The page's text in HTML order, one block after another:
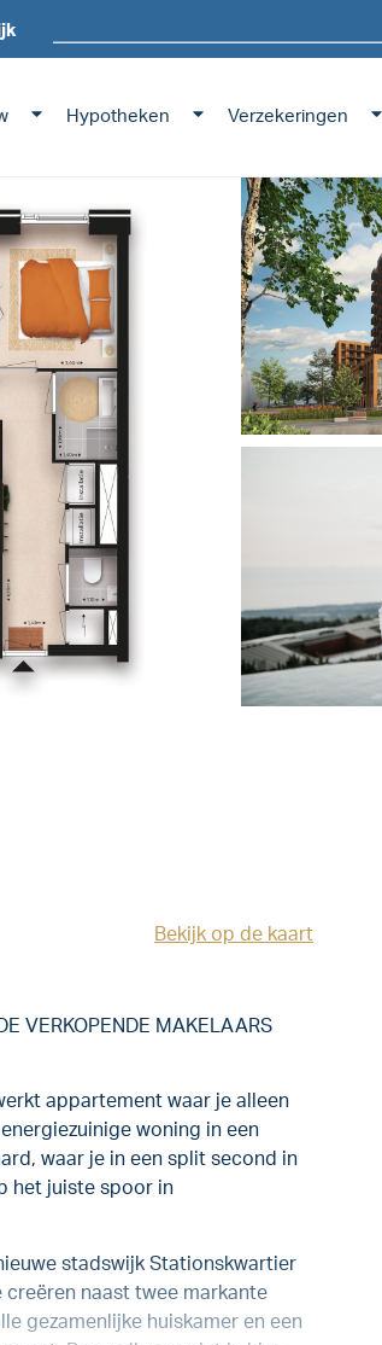
Hypotheken Verzekeringen
Bekijk op de kaart
VERKOPENDE MAKELAARS
appartement waar je alleen
woning in een
waar je in een split second in
het juiste spoor in
stadswijk Stationskwartier
creëren naast twee markante
gezamenlijke huiskamer en een